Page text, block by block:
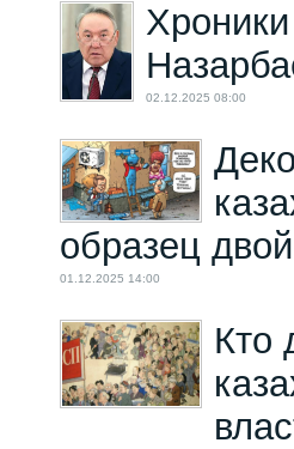
02.12.2025 08:00
образец
01.12.2025 14:00
Кто